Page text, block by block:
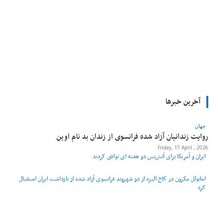
آخرین خبرها
جهان
روایت زندانیان آزاد شده فرانسوی از زندان ‌بد نام اوین
Friday, 17 April , 2026
ایران و آمریکا برای آتش‌بس دو هفته‌ ای توافق کردند
امانوئل مکرون در کاخ الیزه از دو شهروند فرانسوی آزاد شده از بازداشت ایران استقبال
کرد